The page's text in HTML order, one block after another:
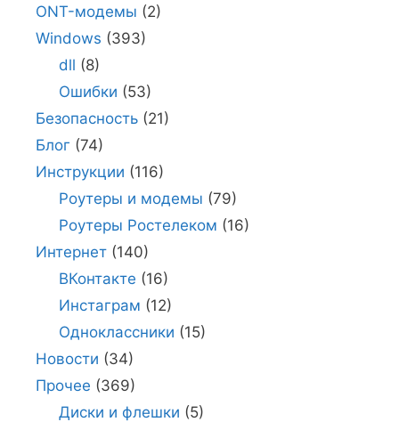
ONT-модемы (2)
Windows (393)
dll (8)
Ошибки (53)
Безопасность (21)
Блог (74)
Инструкции (116)
Роутеры и модемы (79)
Роутеры Ростелеком (16)
Интернет (140)
ВКонтакте (16)
Инстаграм (12)
Одноклассники (15)
Новости (34)
Прочее (369)
Диски и флешки (5)